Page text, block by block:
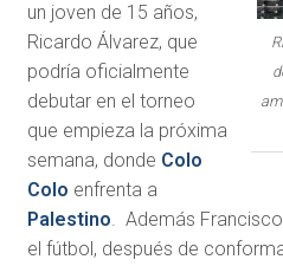
un joven de 15 años,
Ricardo Álvarez, que
podría oficialmente
debutar en el torneo
que empieza la próxima
semana, donde Colo
Colo enfrenta a
Palestino. Además
el fútbol, después de